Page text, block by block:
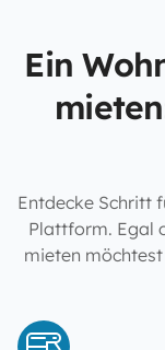
Ein
Entdecke Schritt
Plattform. Egal
mieten